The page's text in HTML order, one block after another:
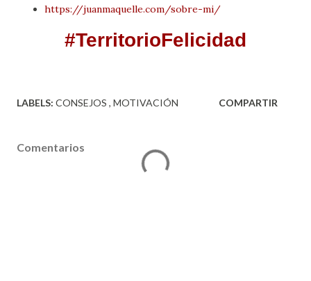
https://juanmaquelle.com/sobre-mi/
#TerritorioFelicidad
LABELS: CONSEJOS MOTIVACIÓN COMPARTIR
Comentarios